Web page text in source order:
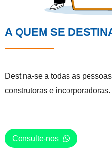
A QUEM SE
Destina-se a todas as
construtoras e incorporadoras.
Consulte-nos